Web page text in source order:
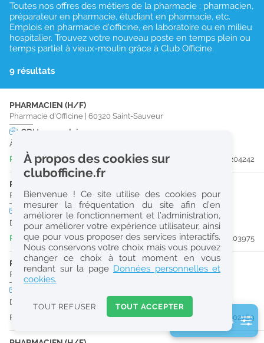
Réinitialiser
2
0
k
Consulter les offres de la France d'outre-mer
Toutes nos offres des métiers de la pharmacie : pharmacien,
préparateur en pharmacie, étudiant en pharmacie, etc.
Emplois en pharmacie d'officine, en laboratoire ou en milieu
hospitalier. Trouvez votre nouveau poste en temps plein ou
temps partiel à vieux-moulin grâce à Club Officine.
9 résultats
PHARMACIEN (H/F)
Pharmacie d'Officine 60320 Saint-Sauveur
CDI temps plein
À partir du 31/01/27
Publiée il y a 2 jour(s)
#204242
PRÉPARATEUR EN PHARMACIE (H/F)
Pharmacie d'Officine|60200 Compiègne
CDD temps plein
Du 31/08/26 au 30/01/27
Publiée il y a 6 jour(s)
#203975
PRÉPARATEUR EN PHARMACIE (H/F)
Pharmacie d'Officine 02600 Villers-Cotterêts
Dès que possible
Publiée il y a 31 jour(s) #202189
2 filtre(s) actifs
À propos des cookies sur
clubofficine.fr
Bienvenue ! Ce site utilise des cookies pour
mesurer la fréquentation du site afin d’en
améliorer le fonctionnement et l’administration,
pour améliorer votre expérience utilisateur, ainsi
que pour vous proposer des services interactifs.
Nous conservons votre choix mais vous pouvez
changer ce choix à tout moment en vous
rendant sur la page Données personnelles et
cookies.
TOUT REFUSER TOUT ACCEPTER